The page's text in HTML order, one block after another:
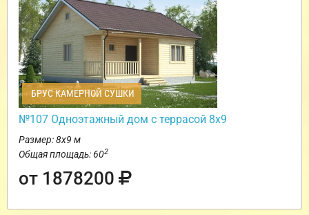
БРУС КАМЕРНОЙ СУШКИ
№107 Одноэтажный дом с террасой 8х9
Размер: 8х9 м
Общая площадь: 602
от 1878200